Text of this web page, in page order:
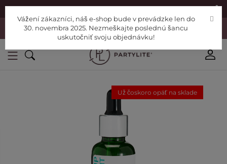
|
Vážení zákazníci, náš e-shop bude v prevádzke len do 30. novembra
2025. Nezmeškajte poslednú šancu uskutočniť svoju objednávku!
Už čoskoro opäť na sklade
Vážení zákazníci, náš e-shop bude v prevádzke len do
30. novembra 2025. Nezmeškajte poslednú šancu
uskutočniť svoju objednávku!